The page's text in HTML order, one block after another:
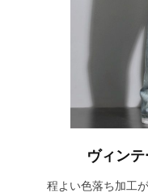
ヴィン
程よい色落ち加工